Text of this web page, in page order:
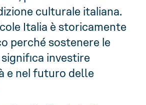
culturale italiana.
Italia è storicamente
perché sostenere le
investire
e nel futuro delle